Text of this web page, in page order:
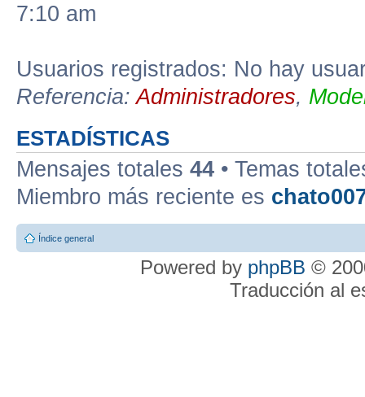
7:10 am
Usuarios registrados: No hay
Referencia:Administradores,
ESTADÍSTICAS
Mensajes totales 44 • Temas
Miembro más reciente es
Índice general
Powered by phpBB ©
Traducción al